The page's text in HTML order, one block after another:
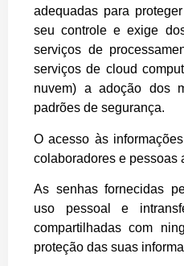
adequadas para
seu controle e exige
serviços de
serviços de cloud
nuvem) a adoção dos
padrões de segurança.
O acesso às
colaboradores e pessoas
As senhas fornecidas
uso pessoal e
compartilhadas com
proteção das suas